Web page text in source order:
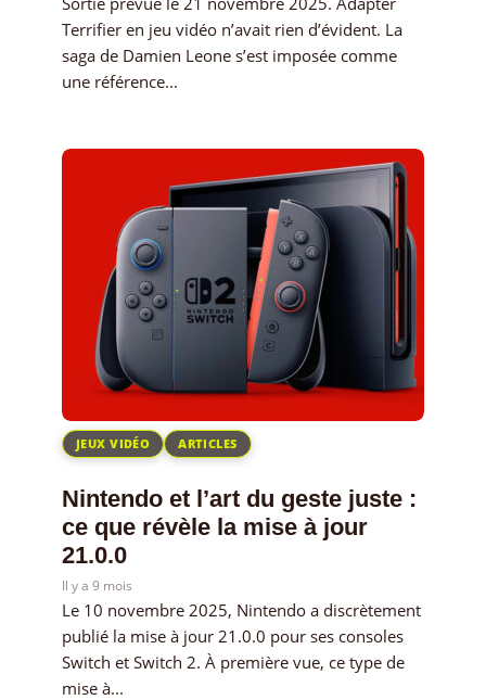
Terrifier en jeu vidéo n’avait rien d’évident. La
saga de Damien Leone s’est imposée comme
une référence...
JEUX VIDÉO ARTICLES
Nintendo et l’art du geste juste :
ce que révèle la mise à jour
21.0.0
Il y a 9 mois
Le 10 novembre 2025, Nintendo a discrètement
publié la mise à jour 21.0.0 pour ses consoles
Switch et Switch 2. À première vue, ce type de
mise à...